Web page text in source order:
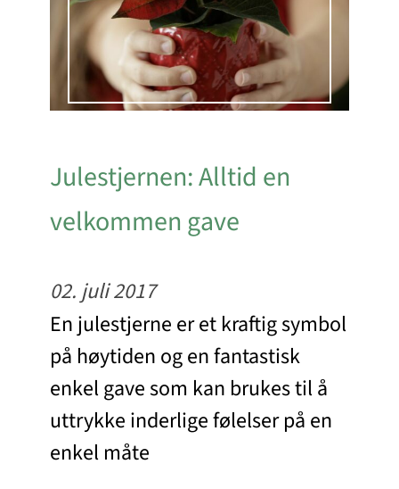
Julestjernen: Alltid en
velkommen gave
02. juli 2017
En julestjerne er et kraftig symbol
på høytiden og en fantastisk
enkel gave som kan brukes til å
uttrykke inderlige følelser på en
enkel måte